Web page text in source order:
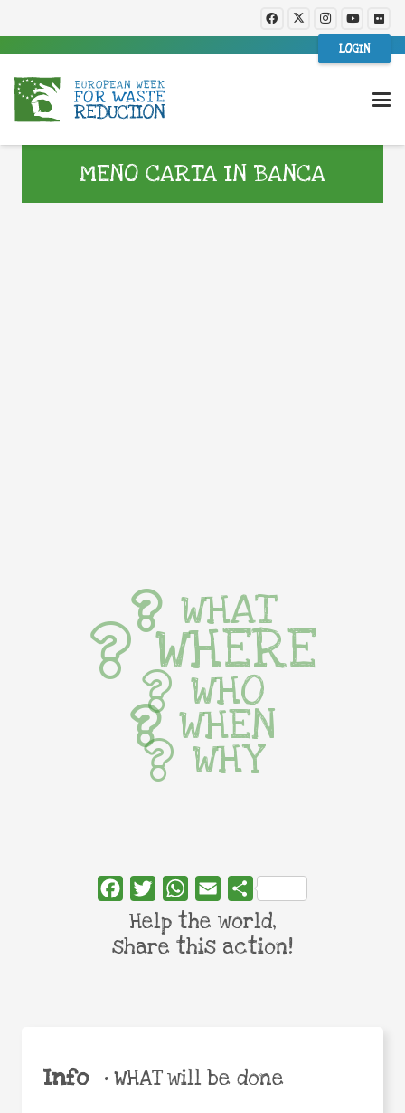
LOGIN
MENO CARTA IN BANCA
Info •WHAT will be done
WHAT
WHERE
WHO
WHEN
WHY
FacebookTwitterWhatsApp
Email Share
Help the world,
share this action!